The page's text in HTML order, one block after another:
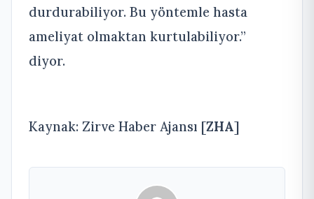
durdurabiliyor. Bu yöntemle hasta
ameliyat olmaktan kurtulabiliyor.”
diyor.
Kaynak: Zirve Haber Ajansı [ZHA]